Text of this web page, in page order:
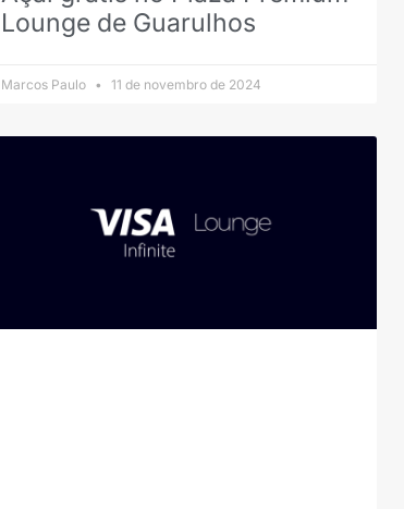
Lounge de Guarulhos
Marcos Paulo 11 de novembro de 2024